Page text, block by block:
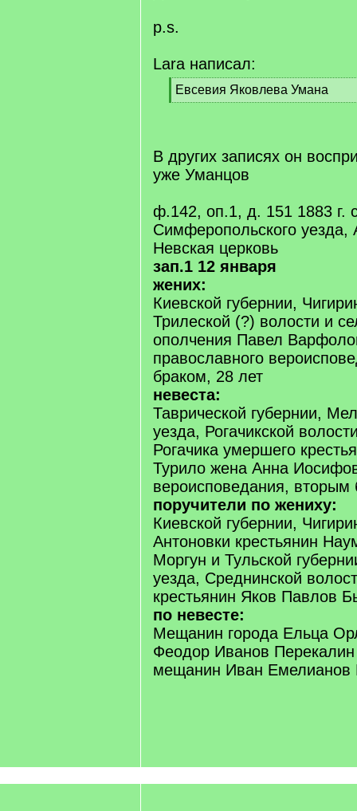
p.s.
Lara написал:
[
q
Евсевия Яковлева Умана
[
В других записях он
уже Уманцов
ф.142, оп.1, д. 151 1883 г.
Симферопольского уезда,
Невская церковь
зап.1 12 января
жених:
Киевской губернии,
Трилеской (?) волости и
ополчения Павел
православного
браком, 28 лет
невеста:
Таврической губернии,
уезда, Рогачикской
Рогачика умершего
Турило жена Анна
вероисповедания, вторым
поручители по жениху:
Киевской губернии,
Антоновки крестьянин
Моргун и Тульской
уезда, Среднинской
крестьянин Яков Павлов
по невесте:
Мещанин города Ельца
Феодор Иванов Перекалин
мещанин Иван Емелианов